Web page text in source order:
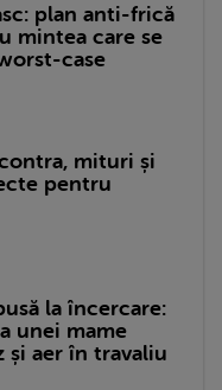
plan anti-frică
mintea care se
case
mituri și
pentru
la încercare:
unei mame
și aer în travaliu